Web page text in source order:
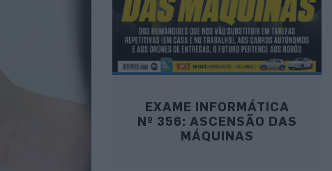
EXAME INFORMÁTICA
Nº 356: ASCENSÃO DAS
MÁQUINAS